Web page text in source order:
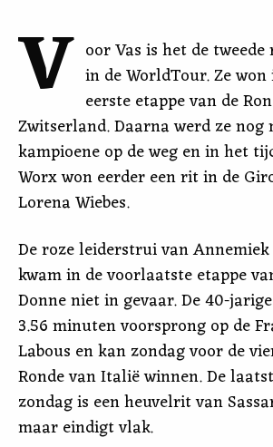
V oor Vas is het de
in de WorldTour. Ze
eerste etappe van de
Zwitserland. Daarna werd ze
kampioene op de weg en in het
Worx won eerder een rit in de
Lorena Wiebes.
De roze leiderstrui van
kwam in de voorlaatste etappe
Donne niet in gevaar. De 40-
3.56 minuten voorsprong op de
Labous en kan zondag voor de
Ronde van Italië winnen. De
zondag is een heuvelrit van
maar eindigt vlak.